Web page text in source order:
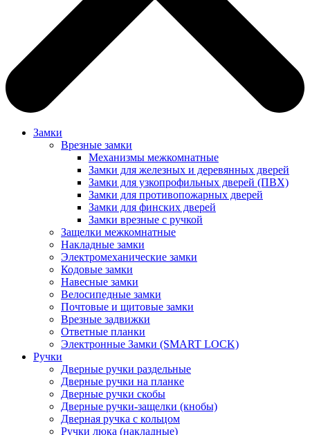
Замки
Врезные замки
Механизмы межкомнатные
Замки для железных и деревянных дверей
Замки для узкопрофильных дверей (ПВХ)
Замки для противопожарных дверей
Замки для финских дверей
Замки врезные с ручкой
Защелки межкомнатные
Накладные замки
Электромеханические замки
Кодовые замки
Навесные замки
Велосипедные замки
Почтовые и щитовые замки
Врезные задвижки
Ответные планки
Электронные Замки (SMART LOCK)
Ручки
Дверные ручки раздельные
Дверные ручки на планке
Дверные ручки скобы
Дверные ручки-защелки (кнобы)
Дверная ручка с кольцом
Ручки люка (накладные)